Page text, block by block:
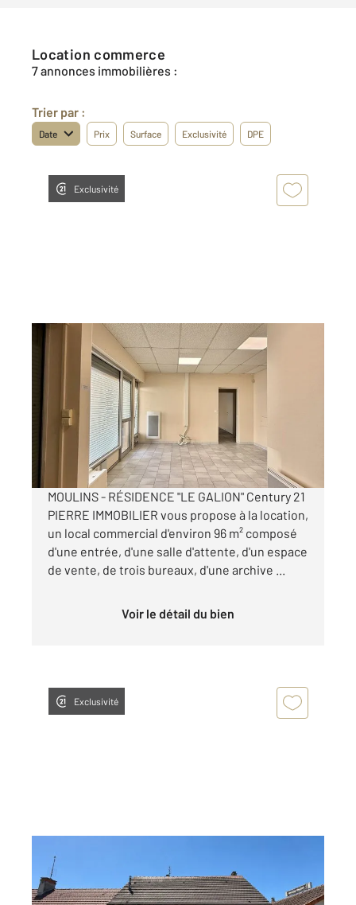
Location commerce
7 annonces immobilières :
Trier par :
Date Prix Surface Exclusivité DPE
Exclusivité
MOULINS 03
96,56 m
2
Ref : 17379
Commerce à louer
12 000 €
MOULINS - RÉSIDENCE "LE GALION" Century 21
PIERRE IMMOBILIER vous propose à la location,
un local commercial d'environ 96 m² composé
d'une entrée, d'une salle d'attente, d'un espace
de vente, de trois bureaux, d'une archive ...
Voir le détail du bien
Exclusivité
AVERMES 03
60 m
Ref : 17358